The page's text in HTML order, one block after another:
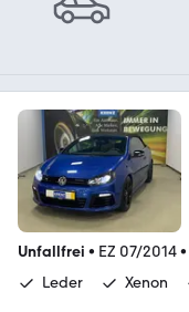
Unfallfrei • EZ 07/2014•
Leder
Xenon